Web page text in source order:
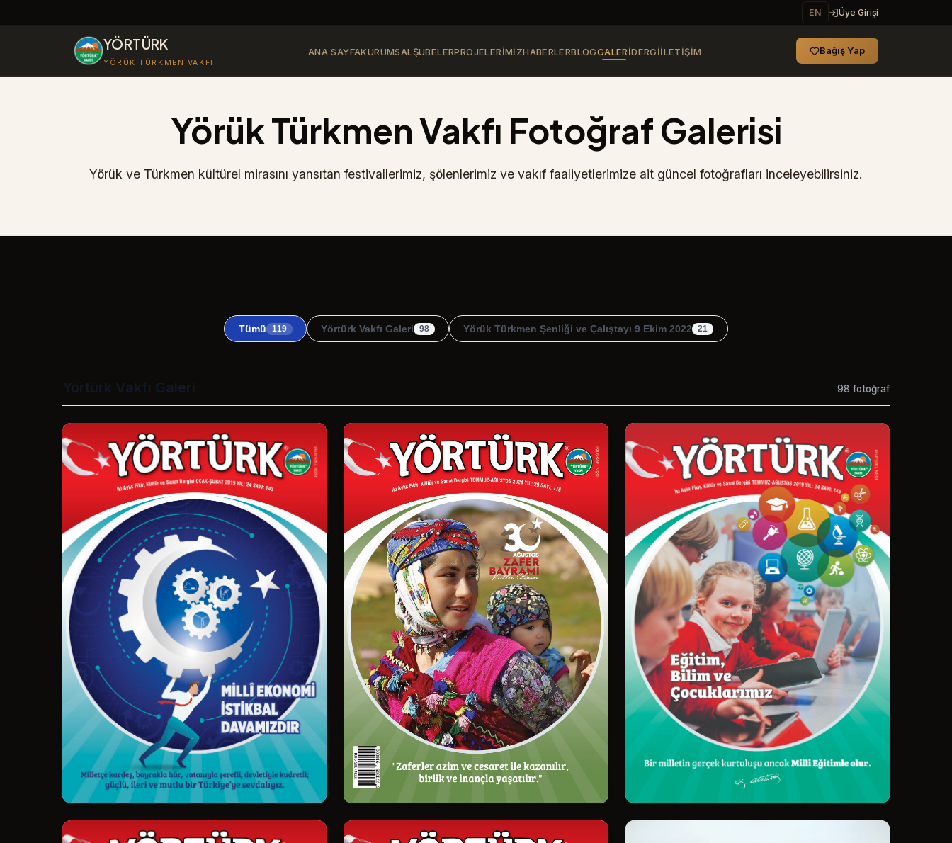
EN Üye Girişi
YÖRTÜRK
YÖRÜK TÜRKMEN VAKFI
ANA SAYFAKURUMSALŞUBELERPROJELERIMIZHABERLERBLOGGALERIDERGIİLETIŞIM Bağış Yap
Yörük Türkmen Vakfı Fotoğraf Galerisi
Yörük ve Türkmen kültürel mirasını yansıtan festivallerimiz, şölenlerimiz ve vakıf faaliyetlerimize ait güncel fotoğrafları inceleyebilirsiniz.
Tümü 119 Yörtürk Vakfı Galeri 98 Yörük Türkmen Şenliği ve Çalıştayı 9 Ekim 2022 21
Yörtürk Vakfı Galeri 98 fotoğraf